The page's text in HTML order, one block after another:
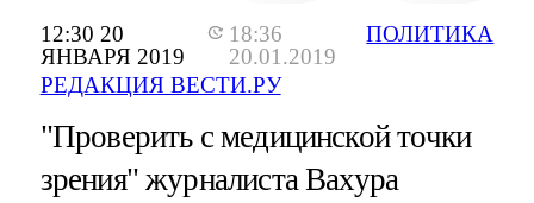
12:30 20
ЯНВАРЯ 2019
18:36
20.01.2019
РЕДАКЦИЯ ВЕСТИ.РУ
ПОЛИТИКА
"Проверить с медицинской точки
зрения" журналиста Вахура